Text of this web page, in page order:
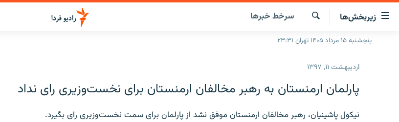
لینک‌های
قابلیت
دسترسی
زیربخش‌ها
صفحه اصلی
انتخاب کنید و بشنوید
جستجو
سرخط‌ خبرها
پنجشنبه ۱۵ مرداد ۱۴۰۵ تهران ۲۳:۳۱
اردیبهشت ۱۱, ۱۳۹۷
پارلمان ارمنستان به رهبر مخالفان ارمنستان برای نخست‌وزیری رای نداد
نیکول پاشینیان، رهبر مخالفان ارمنستان موفق نشد از پارلمان برای سمت نخست‌وزیری رای بگیرد.